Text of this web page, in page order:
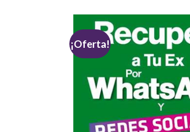
¡Oferta!